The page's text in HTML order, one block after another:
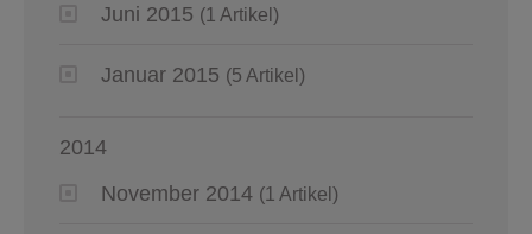
Juni 2015 (1 Artikel)
Januar 2015 (5 Artikel)
2014
November 2014 (1 Artikel)